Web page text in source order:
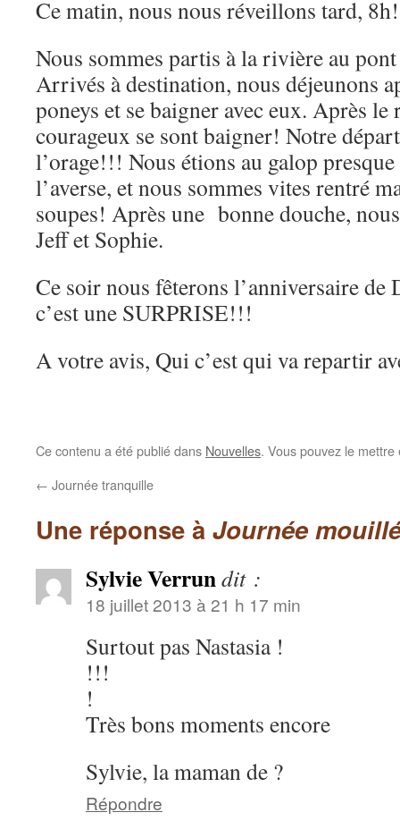
Ce matin, nous nous réveillons tard,
Nous sommes partis à la rivière au
Arrivés à destination, nous déjeunons
poneys et se baigner avec eux. Après le
courageux se sont baigner! Notre
l’orage!!! Nous étions au galop
l’averse, et nous sommes vites rentré
soupes! Après une bonne douche,
Jeff et Sophie.
Ce soir nous fêterons l’anniversaire de
c’est une SURPRISE!!!
A votre avis, Qui c’est qui va repartir
Ce contenu a été publié dans Nouvelles. Vous pouvez le
← Journée tranquille
Une réponse à Journée
Sylvie Verrundit :
18 juillet 2013 à 21 h 17 min
Surtout pas Nastasia !
!!!
!
Très bons moments encore
Sylvie, la maman de ?
Répondre